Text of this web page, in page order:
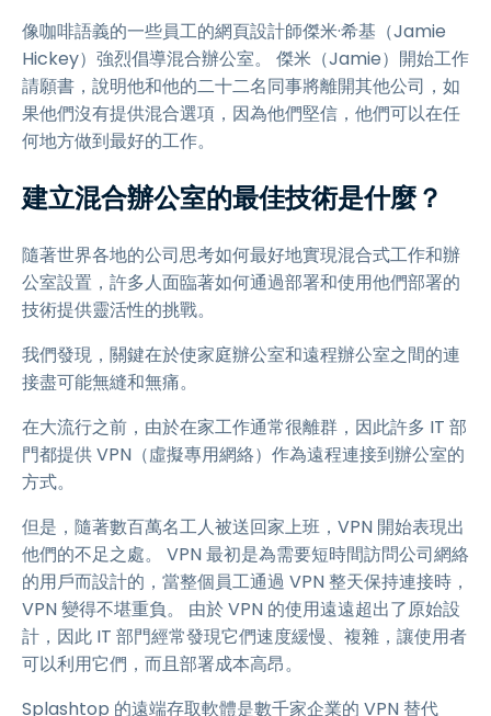
像咖啡語義的一些員工的網頁設計師傑米·希基（Jamie
Hickey）強烈倡導混合辦公室。 傑米（Jamie）開始工作
請願書，說明他和他的二十二名同事將離開其他公司，如
果他們沒有提供混合選項，因為他們堅信，他們可以在任
何地方做到最好的工作。
建立混合辦公室的最佳技術是什麼？
隨著世界各地的公司思考如何最好地實現混合式工作和辦
公室設置，許多人面臨著如何通過部署和使用他們部署的
技術提供靈活性的挑戰。
我們發現，關鍵在於使家庭辦公室和遠程辦公室之間的連
接盡可能無縫和無痛。
在大流行之前，由於在家工作通常很離群，因此許多 IT 部
門都提供 VPN（虛擬專用網絡）作為遠程連接到辦公室的
方式。
但是，隨著數百萬名工人被送回家上班，VPN 開始表現出
他們的不足之處。 VPN 最初是為需要短時間訪問公司網絡
的用戶而設計的，當整個員工通過 VPN 整天保持連接時，
VPN 變得不堪重負。 由於 VPN 的使用遠遠超出了原始設
計，因此 IT 部門經常發現它們速度緩慢、複雜，讓使用者
可以利用它們，而且部署成本高昂。
Splashtop 的遠端存取軟體是數千家企業的 VPN 替代